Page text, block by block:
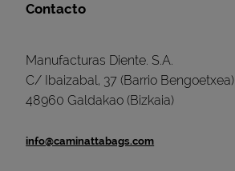
Contacto
Manufacturas Diente. S.A.
C/ Ibaizabal, 37 (Barrio Bengoetxea)
48960 Galdakao (Bizkaia)
info@caminattabags.com